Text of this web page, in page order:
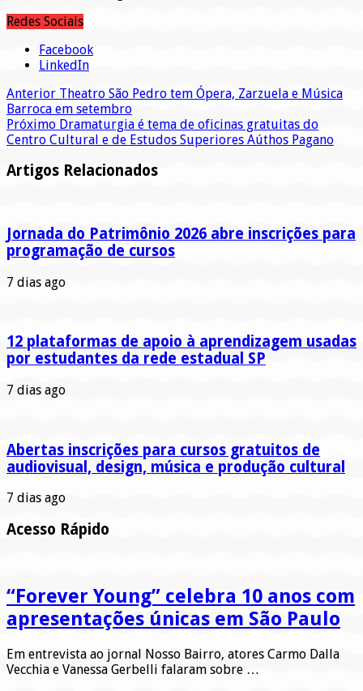
Redes Sociais
Facebook
LinkedIn
Anterior Theatro São Pedro tem Ópera, Zarzuela e Música
Barroca em setembro
Próximo Dramaturgia é tema de oficinas gratuitas do
Centro Cultural e de Estudos Superiores Aúthos Pagano
Artigos Relacionados
Jornada do Patrimônio 2026 abre inscrições para
programação de cursos
7 dias ago
12 plataformas de apoio à aprendizagem usadas
por estudantes da rede estadual SP
7 dias ago
Abertas inscrições para cursos gratuitos de
audiovisual, design, música e produção cultural
7 dias ago
Acesso Rápido
“Forever Young” celebra 10 anos com
apresentações únicas em São Paulo
Em entrevista ao jornal Nosso Bairro, atores Carmo Dalla
Vecchia e Vanessa Gerbelli falaram sobre …